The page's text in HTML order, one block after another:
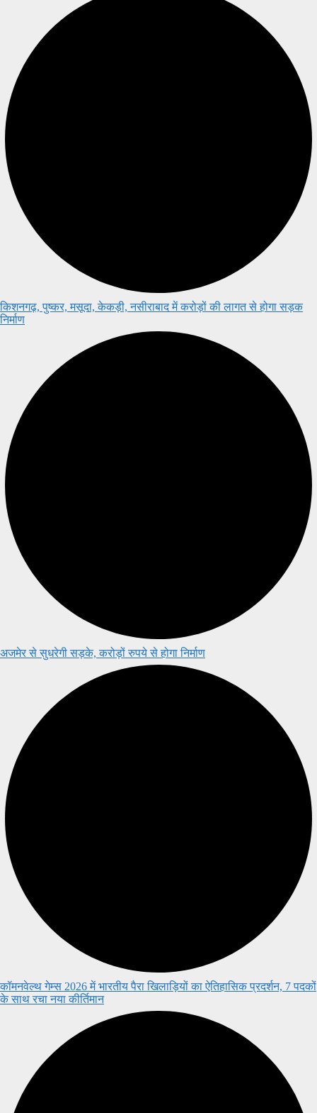
किशनगढ़, पुष्कर, मसूदा, केकड़ी, नसीराबाद में करोड़ों की लागत से होगा सड़क
निर्माण
अजमेर से सुधरेगी सड़के, करोड़ों रुपये से होगा निर्माण
कॉमनवेल्थ गेम्स 2026 में भारतीय पैरा खिलाड़ियों का ऐतिहासिक प्रदर्शन, 7 पदकों
के साथ रचा नया कीर्तिमान